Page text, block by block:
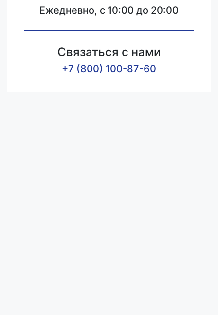
Ежедневно, с 10:00 до 20:00
Связаться с нами
+7 (800) 100-87-60